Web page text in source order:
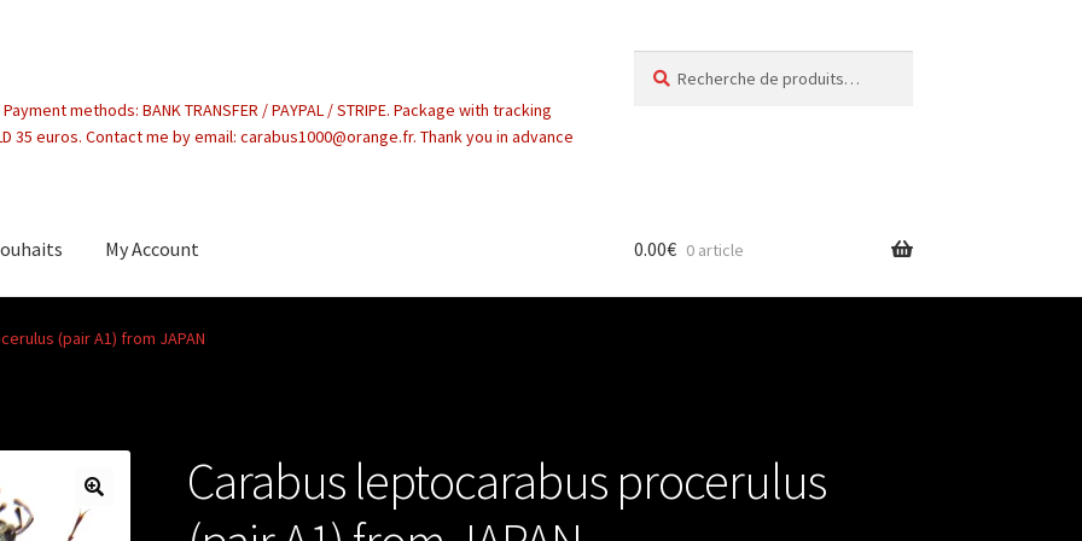
methods: BANK TRANSFER / PAYPAL / STRIPE. Package with tracking
35 euros. Contact me by email: carabus1000@orange.fr. Thank you in advance
pour :
My Account 0.00€ 0 article
(pair A1) from JAPAN
Carabus leptocarabus procerulus